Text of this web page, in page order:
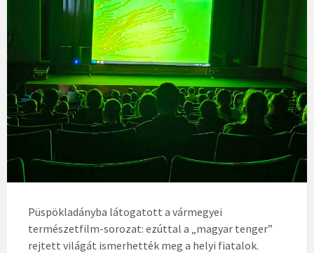
Püspökladányba látogatott a vármegyei
természetfilm-sorozat: ezúttal a „magyar tenger”
rejtett világát ismerhették meg a helyi fiatalok.